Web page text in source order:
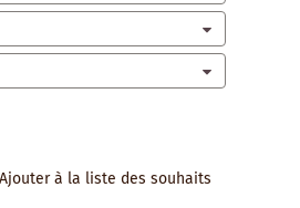
Ajouter à la liste des souhaits